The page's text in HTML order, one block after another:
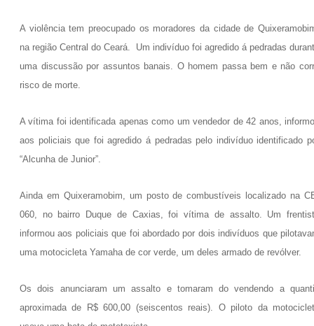
A violência tem preocupado os moradores da cidade de
na região Central do Ceará. Um indivíduo foi agredido á pedradas
uma discussão por assuntos banais. O homem passa bem e não
risco de morte.
A vítima foi identificada apenas como um vendedor de 42 anos,
aos policiais que foi agredido á pedradas pelo indivíduo identificado
“Alcunha de Junior”.
Ainda em Quixeramobim, um posto de combustíveis localizado na
060, no bairro Duque de Caxias, foi vítima de assalto. Um
informou aos policiais que foi abordado por dois indivíduos que
uma motocicleta Yamaha de cor verde, um deles armado de revólver.
Os dois anunciaram um assalto e tomaram do vendendo a
aproximada de R$ 600,00 (seiscentos reais). O piloto da